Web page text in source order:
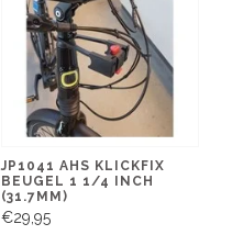
JP1041 AHS KLICKFIX
BEUGEL 1 1/4 INCH
(31.7MM)
€29,95